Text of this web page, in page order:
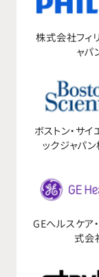
ティング
順や規則
をあげる
どは締め
株式会社フィ
ャパ
ボストン・サイ
ックジャパ
GEへルスケア
式会